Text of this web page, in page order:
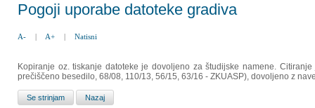
Pogoji uporabe datoteke gradiva
A- | A+ | Natisni
Kopiranje oz. tiskanje datoteke je dovoljeno za študijske namene.
prečiščeno besedilo, 68/08, 110/13, 56/15, 63/16 - ZKUASP), dovoljeno z